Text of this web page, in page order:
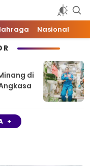
Nasional
di
+